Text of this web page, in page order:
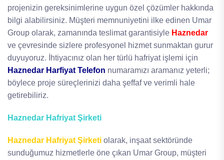
projenizin gereksinimlerine uygun özel çözümler hakkında
bilgi alabilirsiniz. Müşteri memnuniyetini ilke edinen Umar
Group olarak, zamanında teslimat garantisiyle Haznedar
ve çevresinde sizlere profesyonel hizmet sunmaktan gurur
duyuyoruz. İhtiyacınız olan her türlü hafriyat işlemi için
Haznedar Harfiyat Telefon numaramızı aramanız yeterli;
böylece proje süreçlerinizi daha şeffaf ve verimli hale
getirebiliriz.
Haznedar Hafriyat Şirketi
Haznedar Hafriyat Şirketi olarak, inşaat sektöründe
sunduğumuz hizmetlerle öne çıkan Umar Group, müşteri